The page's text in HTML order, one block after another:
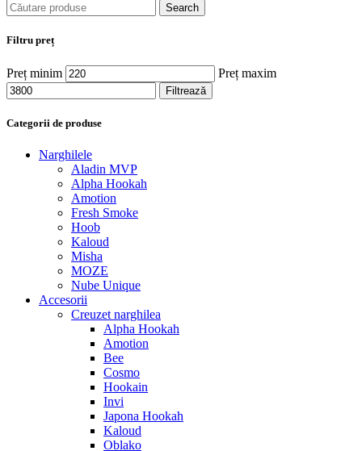
Search
Filtru preț
Preț minim Preț maxim
Filtrează
Categorii de produse
Narghilele
Aladin MVP
Alpha Hookah
Amotion
Fresh Smoke
Hoob
Kaloud
Misha
MOZE
Nube Unique
Accesorii
Creuzet narghilea
Alpha Hookah
Amotion
Bee
Cosmo
Hookain
Invi
Japona Hookah
Kaloud
Oblako